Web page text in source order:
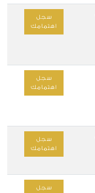
سجل
اهتمامك
سجل
اهتمامك
سجل
اهتمامك
سجل